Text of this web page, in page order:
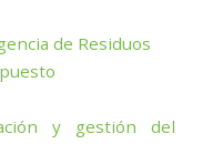
de Residuos
y gestión del